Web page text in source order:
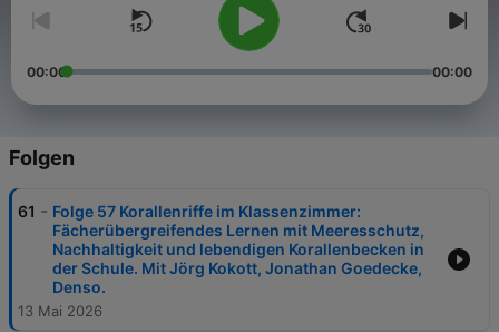
00:00 00:00
Folgen
61 - Folge 57 Korallenriffe im Klassenzimmer:
Fächerübergreifendes Lernen mit Meeresschutz,
Nachhaltigkeit und lebendigen Korallenbecken in
der Schule. Mit Jörg Kokott, Jonathan Goedecke,
Denso.
13 Mai 2026